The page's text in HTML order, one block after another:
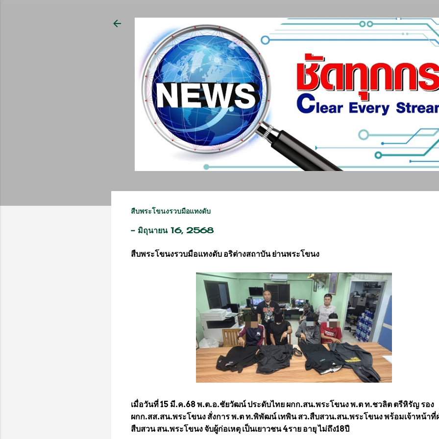
สืบพระโขนงรวบมือแทงดับ
- มิถุนายน 16, 2568
สืบพระโขนงรวบมือแทงดับ อริต่างสถาบัน ย่านพระโขนง
เมื่อวันที่ 15 มี.ค.68 พ.ต.อ.ชัยวัฒน์ ประดับไทย ผกก.สน.พระโขนง พ.ต ท.ชวลิต ตรีหิรัญ รอง
ผกก.สส.สน.พระโขนง สั่งการ พ.ต ท.พิพัฒน์ เทพิน สว.สืบสวน.สน.พระโขนง พร้อมเจ้าหน้าที่
สืบสวน สน.พระโขนง จับผู้ก่อเหตุ เป็นเยาวชน 4ราย อายุ ไม่ถึง18ปี